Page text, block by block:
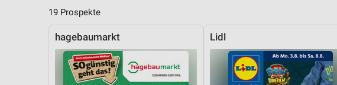
19 Prospekte
hagebaumarkt Lidl